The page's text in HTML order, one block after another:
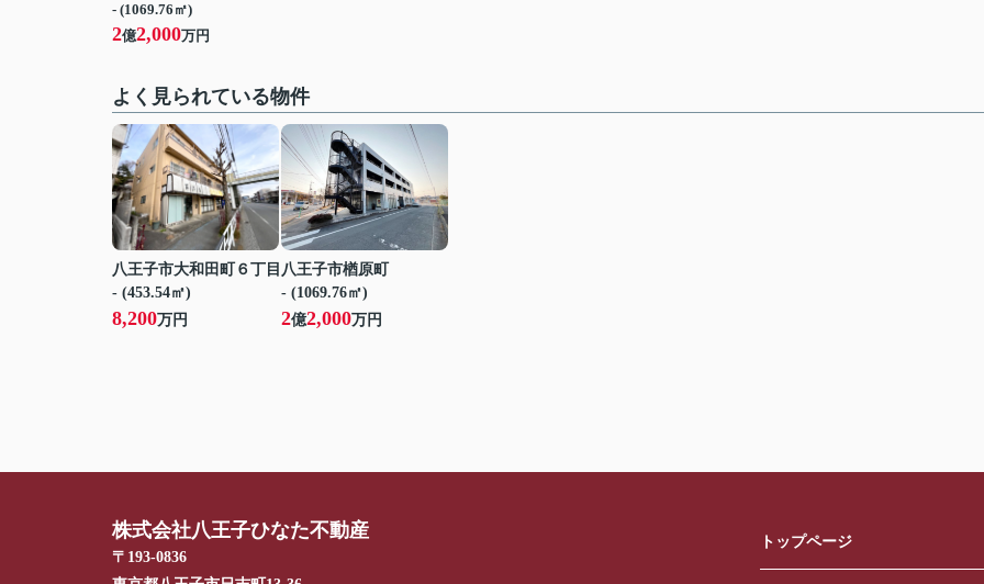
- (1069.76㎡)
2億2,000万円
よく見られている物件
八王子市大和田町６丁目
- (453.54㎡)
8,200万円
八王子市楢原町
- (1069.76㎡)
2億2,000万円
株式会社八王子ひなた不動産
〒193-0836
トップページ